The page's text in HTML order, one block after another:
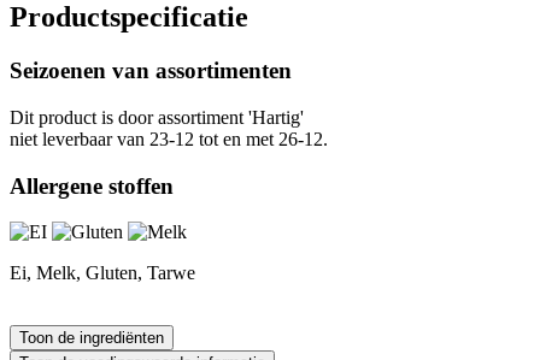
Productspecificatie
Seizoenen van assortimenten
Dit product is door assortiment 'Hartig'
niet leverbaar van 23-12 tot en met 26-12.
Allergene stoffen
Ei, Melk, Gluten, Tarwe